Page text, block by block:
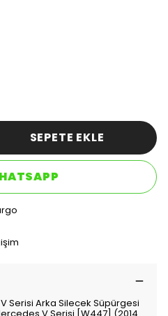
SEPETE EKLE
Serisi Arka Silecek Süpürgesi